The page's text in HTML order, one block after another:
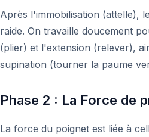
Après l'immobilisation (attelle),
raide. On travaille doucement
(plier) et l'extension (relever),
supination (tourner la paume
Phase 2 : La Force de
La force du poignet est liée à